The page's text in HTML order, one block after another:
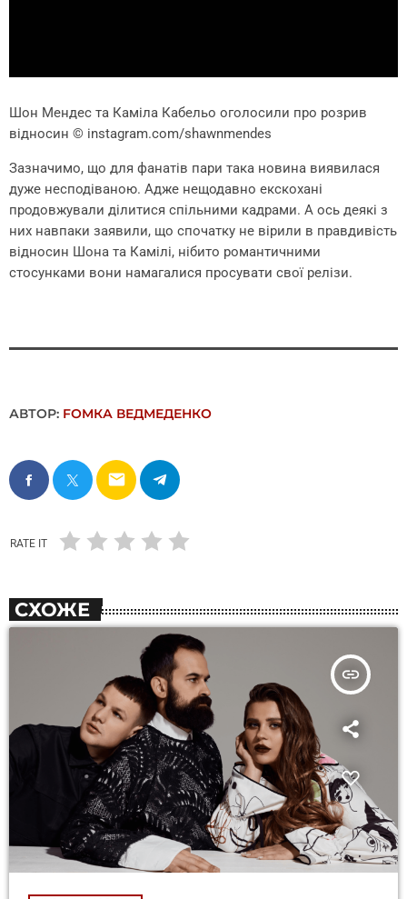
Шон Мендес та Каміла Кабельо оголосили про розрив
відносин © instagram.com/shawnmendes
Зазначимо, що для фанатів пари така новина виявилася
дуже несподіваною. Адже нещодавно екскохані
продовжували ділитися спільними кадрами. А ось деякі з
них навпаки заявили, що спочатку не вірили в правдивість
відносин Шона та Камілі, нібито романтичними
стосунками вони намагалися просувати свої релізи.
АВТОР: FОMКА ВЕДМЕДЕНКО
email
RATE IT
СХОЖЕ
insert_link